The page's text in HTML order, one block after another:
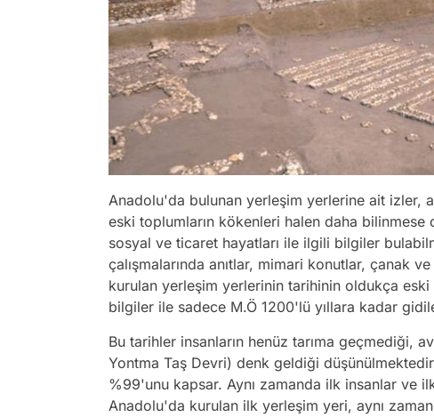
Anadolu'da bulunan yerleşim yerlerine ait izler,
eski toplumların kökenleri halen daha
sosyal ve ticaret hayatları ile ilgili bilgiler
çalışmalarında anıtlar, mimari konutlar, çanak
kurulan yerleşim yerlerinin tarihinin oldukça
bilgiler ile sadece M.Ö 1200'lü yıllara kadar
Bu tarihler insanların henüz tarıma geçmediği,
Yontma Taş Devri) denk geldiği
%99'unu kapsar. Aynı zamanda ilk insanlar ve
Anadolu'da kurulan ilk yerleşim yeri, aynı